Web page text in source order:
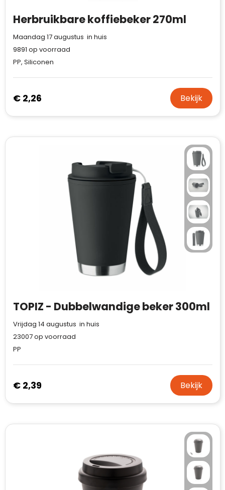
Herbruikbare koffiebeker 270ml
Maandag 17 augustus in huis
9891 op voorraad
PP, Siliconen
€ 2,26 Bekijk
TOPIZ - Dubbelwandige beker 300ml
Vrijdag 14 augustus in huis
23007op voorraad
PP
€ 2,39 Bekijk